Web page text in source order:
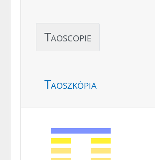
Taoscopie
Taoszkópia